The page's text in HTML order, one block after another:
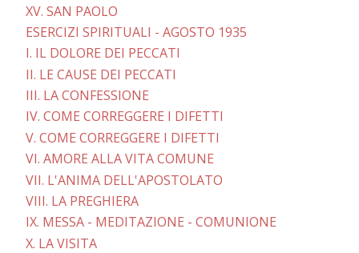
XV. SAN PAOLO
ESERCIZI SPIRITUALI - AGOSTO 1935
I. IL DOLORE DEI PECCATI
II. LE CAUSE DEI PECCATI
III. LA CONFESSIONE
IV. COME CORREGGERE I DIFETTI
V. COME CORREGGERE I DIFETTI
VI. AMORE ALLA VITA COMUNE
VII. L'ANIMA DELL'APOSTOLATO
VIII. LA PREGHIERA
IX. MESSA - MEDITAZIONE - COMUNIONE
X. LA VISITA